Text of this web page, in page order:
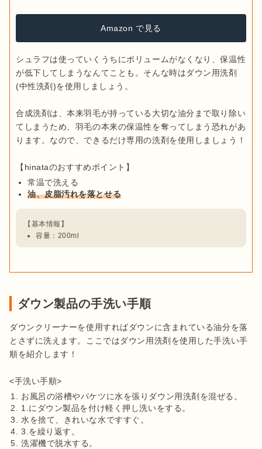
Amazon で見る
シュラフは使っていくうちにボリュームがなくなり、保温性
が低下してしまうなんてことも。そんな時はダウン用洗剤
(中性洗剤)を使用しましょう。
合成洗剤は、本来羽毛が持っている大切な油分まで取り除い
てしまうため、羽毛の本来の保温性を奪ってしまう恐れがあ
ります。なので、できるだけ専用の洗剤を使用しましょう！
常温で洗える
油、皮脂汚れを落とせる
容量：200ml
ダウン製品の手洗い手順
ダウンクリーナーを使用すればダウンに含まれている油分を落
とさずに洗えます。ここではダウン用洗剤を使用した手洗い手
順を紹介します！
お風呂の浴槽やバケツに水を張りダウン用洗剤を混ぜる。
1.にダウン製品を付け軽く押し洗いをする。
水を捨て、きれいな水ですすぐ。
3.を繰り返す。
洗濯機で脱水する。